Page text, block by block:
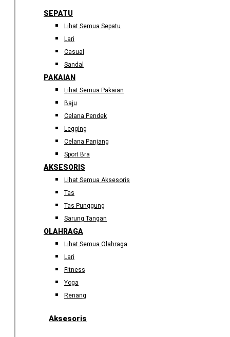
SEPATU
Lihat Semua Sepatu
Lari
Casual
Sandal
PAKAIAN
Lihat Semua Pakaian
Baju
Celana Pendek
Legging
Celana Panjang
Sport Bra
AKSESORIS
Lihat Semua Aksesoris
Tas
Tas Punggung
Sarung Tangan
OLAHRAGA
Lihat Semua Olahraga
Lari
Fitness
Yoga
Renang
Aksesoris